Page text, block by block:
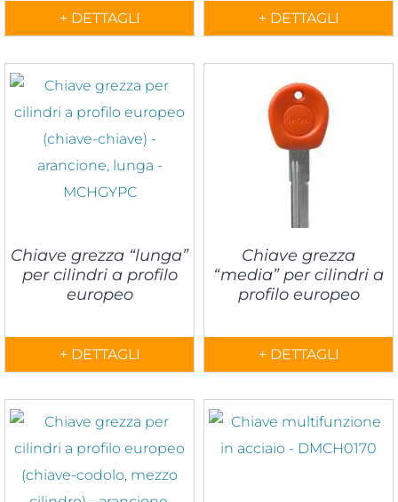
+ DETTAGLI + DETTAGLI
Chiave grezza “lunga”
per cilindri a profilo
europeo
+ DETTAGLI
Chiave grezza
“media” per cilindri a
profilo europeo
+ DETTAGLI